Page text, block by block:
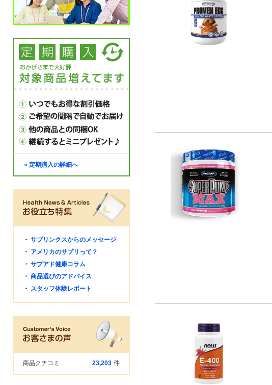
» 定期購入の詳細へ
・ サプリンクスからのメッセージ
・ アメリカのサプリって？
・ サプアド健康コラム
・ 商品選びのアドバイス
・ スタッフ体験レポート
商品クチコミ 23,203 件